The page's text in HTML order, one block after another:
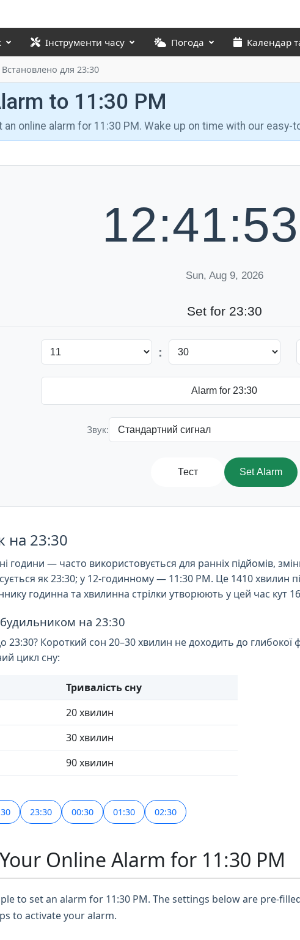
Інструменти часу Погода Календар
Встановлено для 23:30
to 11:30 PM
an online alarm for 11:30 PM. Wake up on time with our easy-
12:41:54
Sun, Aug 9, 2026
Set for 23:30
:
Звук:
Тест Set Alarm
на 23:30
години — часто використовується для ранніх підйомів,
як 23:30; у 12-годинному — 11:30 PM. Це 1410 хвилин
годинна та хвилинна стрілки утворюють у цей час кут
на 23:30
23:30? Короткий сон 20–30 хвилин не доходить до
цикл сну:
Тривалість сну
20 хвилин
30 хвилин
90 хвилин
23:30 00:30 01:30 02:30
Online Alarm for 11:30 PM
to set an alarm for 11:30 PM. The settings below are pre-
to activate your alarm.